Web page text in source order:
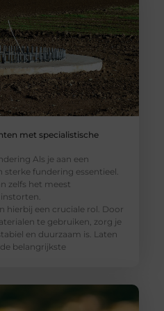
met specialistische
Als je aan een
fundering essentieel.
zelfs het meest
hierbij een cruciale rol. Door
te gebruiken, zorg je
en duurzaam is. Laten
belangrijkste